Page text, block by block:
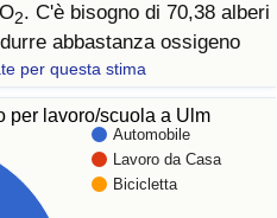
2. C'è bisogno di 70,38 alberi
abbastanza ossigeno
per questa stima
per lavoro/scuola a Ulm
Automobile
Lavoro da Casa
Bicicletta
(Corrente)